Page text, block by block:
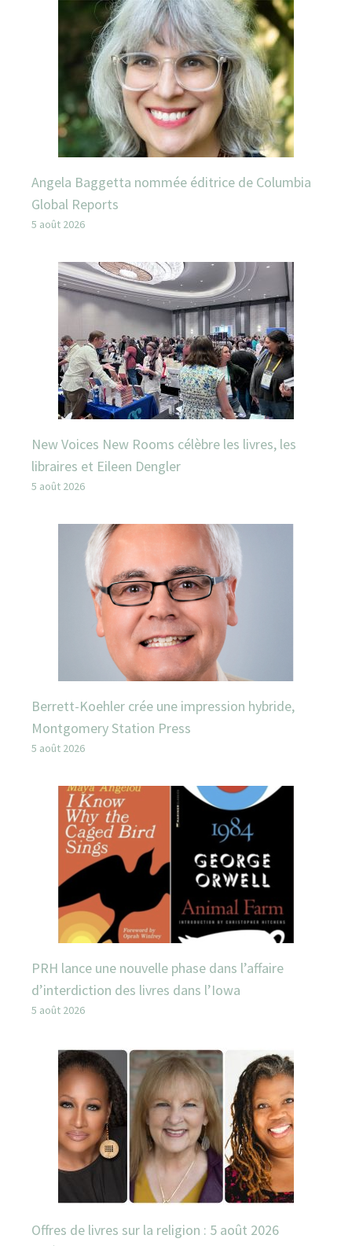
Angela Baggetta nommée éditrice de Columbia
Global Reports
5 août 2026
New Voices New Rooms célèbre les livres, les
libraires et Eileen Dengler
5 août 2026
Berrett-Koehler crée une impression hybride,
Montgomery Station Press
5 août 2026
PRH lance une nouvelle phase dans l’affaire
d’interdiction des livres dans l’Iowa
5 août 2026
Offres de livres sur la religion : 5 août 2026